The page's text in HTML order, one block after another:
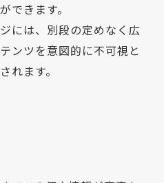
できます。
には、別段の定めなく広
ンツを意図的に不可視と
れます。